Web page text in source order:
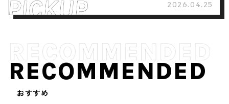
2026.04.25
RECOMMENDED
おすすめ